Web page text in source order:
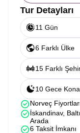
Tur Detayları
11 Gün
6 Farklı Ülke
15 Farklı
10 Gece
Norveç
İskandinav,
Arada
6 Taksit İmkanı